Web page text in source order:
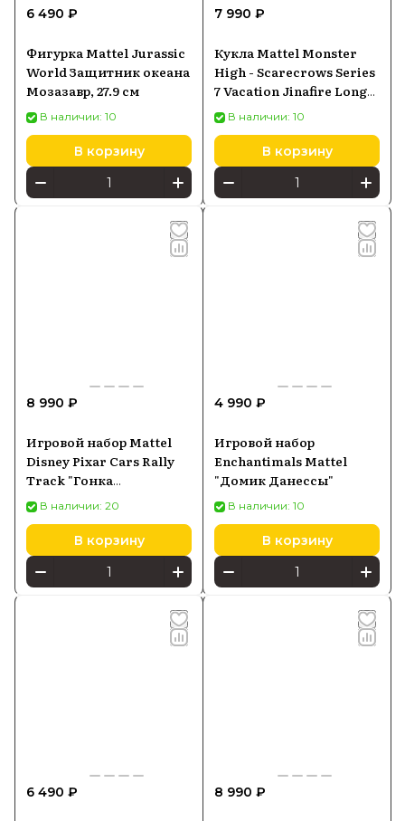
6 490 ₽
Фигурка Mattel Jurassic
World Защитник океана
Мозазавр, 27.9 см
В наличии: 10
В корзину
7 990 ₽
Кукла Mattel Monster
High - Scarecrows Series
7 Vacation Jinafire Long
Doll JDR52
В наличии: 10
В корзину
8 990 ₽
Игровой набор Mattel
Disney Pixar Cars Rally
Track "Гонка
Поршневого Кубка"
HPD81
В наличии: 20
В корзину
4 990 ₽
Игровой набор
Enchantimals Mattel
"Домик Данессы"
В наличии: 10
В корзину
6 490 ₽ 8 990 ₽